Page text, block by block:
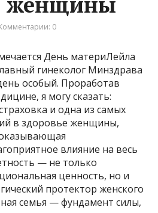
0
День материЛейла
гинеколог Минздрава
особый. Проработав
я могу сказать:
и одна из самых
в здоровье женщины,
влияние на весь
— не только
ценность, но и
протектор женского
семья — фундамент силы,